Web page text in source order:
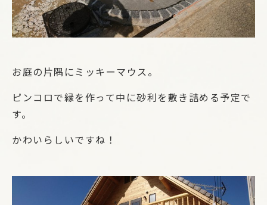
お庭の片隅にミッキーマウス。
ピンコロで縁を作って中に砂利を敷き詰める予定で
す。
かわいらしいですね！